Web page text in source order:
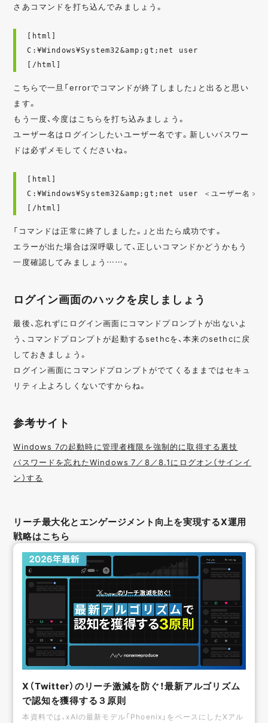
さあコマンドを打ち込んでみましょう。
[html]
C:¥Windows¥System32&amp;gt;net user
[/html]
こちらで一旦「errorでコマンドが終了しました」と出ると思い
ます。
もう一度、今度はこちらを打ち込みましょう。
ユーザー名はログインしたいユーザー名です。新しいパスワー
ドは必ずメモしてくださいね。
[html]
C:¥Windows¥System32&amp;gt;net user ＜ユーザー名＞ ＜
[/html]
「コマンドは正常に終了しました。」と出たら成功です。
エラーが出た場合は深呼吸して、正しいコマンドかどうかもう
一度確認してみましょう……。
ログイン画面のハックを戻しましょう
最後、忘れずにログイン画面にコマンドプロンプトが出ないよ
う、コマンドプロンプトが起動するsethcを、本来のsethcに戻
しておきましょう。
ログイン画面にコマンドプロンプトがでてくるままではセキュ
リティ上よろしくないですからね。
参考サイト
Windows 7の起動時に管理者権限を強制的に取得する裏技
パスワードを忘れたWindows 7／8／8.1にログオン（サインイ
ン）する
リーチ最大化とエンゲージメント向上を実現するX運用
戦略はこちら
X（Twitter）のリーチ激減を防ぐ！最新アルゴリズム
で認知を獲得する３原則
本資料では、xAIの最新モデル「Phoenix」をベースにしたXアル